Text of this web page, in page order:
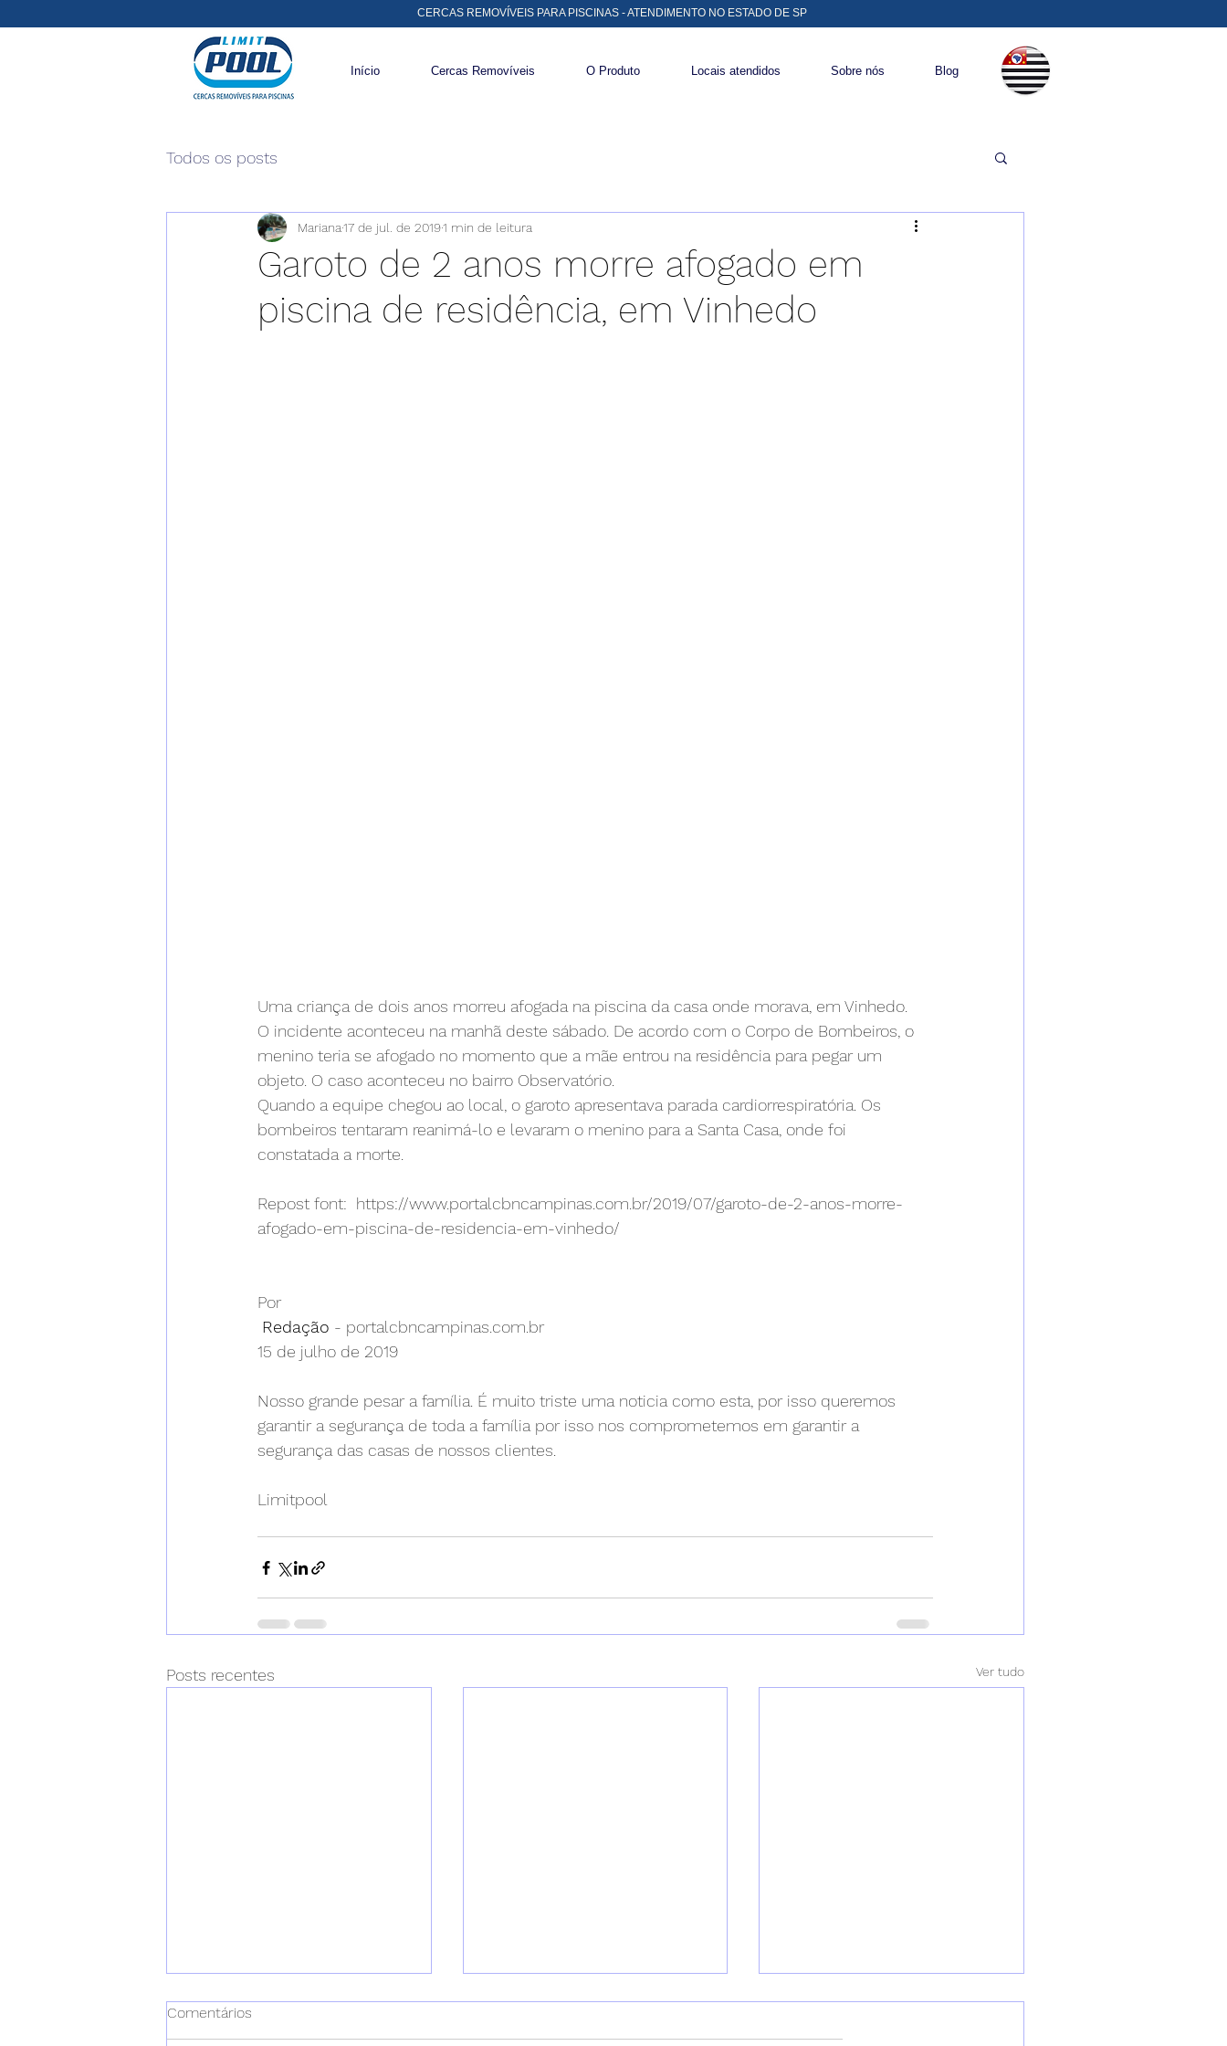
CERCAS REMOVÍVEIS PARA PISCINAS - ATENDIMENTO NO ESTADO DE SP
Início Cercas Removíveis O Produto Locais atendidos Sobre nós Blog
Todos os posts
Garoto de 2 anos morre afogado em
piscina de residência, em Vinhedo
Mariana17 de jul. de 20191 min de leitura
Uma criança de dois anos morreu afogada na piscina da casa onde morava, em Vinhedo.
O incidente aconteceu na manhã deste sábado. De acordo com o Corpo de Bombeiros, o
menino teria se afogado no momento que a mãe entrou na residência para pegar um
objeto. O caso aconteceu no bairro Observatório.
Quando a equipe chegou ao local, o garoto apresentava parada cardiorrespiratória. Os
bombeiros tentaram reanimá-lo e levaram o menino para a Santa Casa, onde foi
constatada a morte.
Repost font: https://www.portalcbncampinas.com.br/2019/07/garoto-de-2-anos-morre-
afogado-em-piscina-de-residencia-em-vinhedo/
Por
Redação - portalcbncampinas.com.br
15 de julho de 2019
Nosso grande pesar a família. É muito triste uma noticia como esta, por isso queremos
garantir a segurança de toda a família por isso nos comprometemos em garantir a
segurança das casas de nossos clientes.
Limitpool
Posts recentes Ver tudo
Comentários